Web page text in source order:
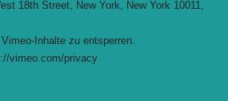
18th Street, New York, New York 10011,
Inhalte zu entsperren.
vimeo.com/privacy